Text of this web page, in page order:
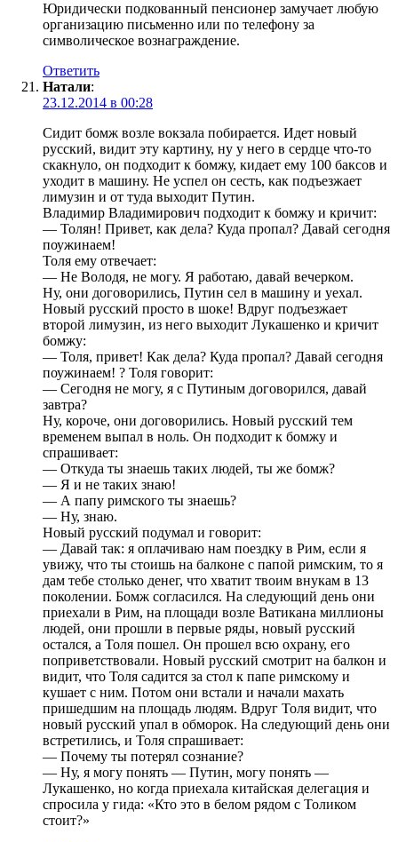
Юридически подкованный пенсионер замучает любую
организацию письменно или по телефону за
символическое вознаграждение.
Ответить
Натали:
23.12.2014 в 00:28
Сидит бомж возле вокзала побирается. Идет новый
русский, видит эту картину, ну у него в сердце что-то
скакнуло, он подходит к бомжу, кидает ему 100 баксов и
уходит в машину. Не успел он сесть, как подъезжает
лимузин и от туда выходит Путин.
Владимир Владимирович подходит к бомжу и кричит:
— Толян! Привет, как дела? Куда пропал? Давай сегодня
поужинаем!
Толя ему отвечает:
— Не Володя, не могу. Я работаю, давай вечерком.
Ну, они договорились, Путин сел в машину и уехал.
Новый русский просто в шоке! Вдруг подъезжает
второй лимузин, из него выходит Лукашенко и кричит
бомжу:
— Толя, привет! Как дела? Куда пропал? Давай сегодня
поужинаем! ? Толя говорит:
— Сегодня не могу, я с Путиным договорился, давай
завтра?
Ну, короче, они договорились. Новый русский тем
временем выпал в ноль. Он подходит к бомжу и
спрашивает:
— Откуда ты знаешь таких людей, ты же бомж?
— Я и не таких знаю!
— А папу римского ты знаешь?
— Ну, знаю.
Новый русский подумал и говорит:
— Давай так: я оплачиваю нам поездку в Рим, если я
увижу, что ты стоишь на балконе с папой римским, то я
дам тебе столько денег, что хватит твоим внукам в 13
поколении. Бомж согласился. На следующий день они
приехали в Рим, на площади возле Ватикана миллионы
людей, они прошли в первые ряды, новый русский
остался, а Толя пошел. Он прошел всю охрану, его
поприветствовали. Новый русский смотрит на балкон и
видит, что Толя садится за стол к папе римскому и
кушает с ним. Потом они встали и начали махать
пришедшим на площадь людям. Вдруг Толя видит, что
новый русский упал в обморок. На следующий день они
встретились, и Толя спрашивает:
— Почему ты потерял сознание?
— Ну, я могу понять — Путин, могу понять —
Лукашенко, но когда приехала китайская делегация и
спросила у гида: «Кто это в белом рядом с Толиком
стоит?»